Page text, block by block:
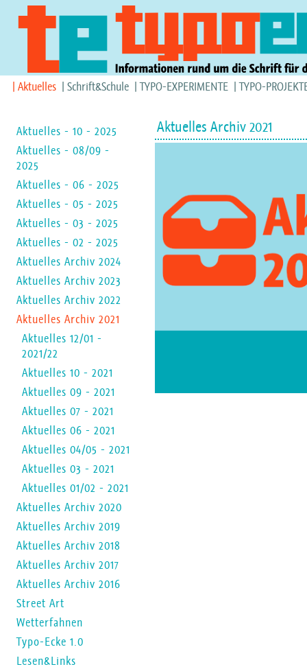
Aktuelles Schrift&Schule TYPO-EXPERIMENTE TYPO-
Aktuelles Archiv 2021
Aktuelles - 10 - 2025
Aktuelles - 08/09 -
2025
Aktuelles - 06 - 2025
Aktuelles - 05 - 2025
Aktuelles - 03 - 2025
Aktuelles - 02 - 2025
Aktuelles Archiv 2024
Aktuelles Archiv 2023
Aktuelles Archiv 2022
Aktuelles Archiv 2021
Aktuelles 12/01 -
2021/22
Aktuelles 10 - 2021
Aktuelles 09 - 2021
Aktuelles 07 - 2021
Aktuelles 06 - 2021
Aktuelles 04/05 - 2021
Aktuelles 03 - 2021
Aktuelles 01/02 - 2021
Aktuelles Archiv 2020
Aktuelles Archiv 2019
Aktuelles Archiv 2018
Aktuelles Archiv 2017
Aktuelles Archiv 2016
Street Art
Wetterfahnen
Typo-Ecke 1.0
Lesen&Links